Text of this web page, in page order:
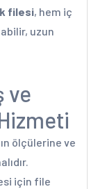
filesi, hem iç
uzun
ve
ölçülerine ve
için file